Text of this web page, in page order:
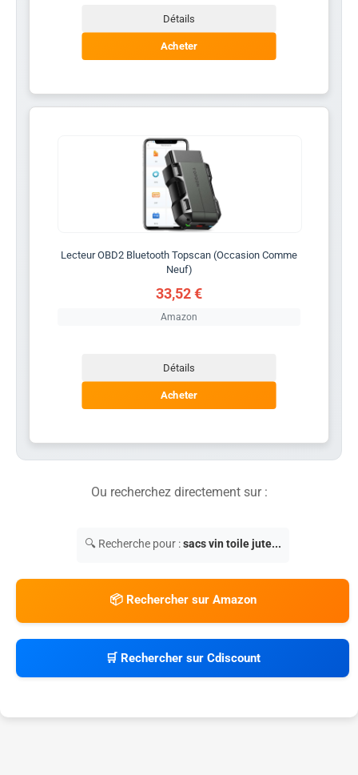
Détails
Acheter
Lecteur OBD2 Bluetooth Topscan (Occasion Comme
Neuf)
33,52 €
Amazon
Détails
Acheter
Ou recherchez directement sur :
🔍 Recherche pour :sacs vin toile jute...
📦 Rechercher sur Amazon
🛒 Rechercher sur Cdiscount